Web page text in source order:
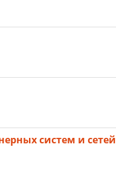
систем и сетей